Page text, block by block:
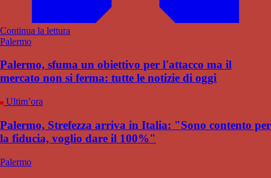
Continua la lettura
Palermo
Palermo, sfuma un obiettivo per l'attacco ma il
mercato non si ferma: tutte le notizie di oggi
Ultim’ora
Palermo, Strefezza arriva in Italia: "Sono contento per
la fiducia, voglio dare il 100%"
Palermo